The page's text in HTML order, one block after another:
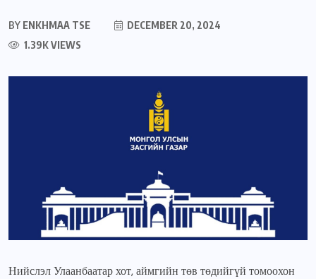
BY ENKHMAA TSE
DECEMBER 20, 2024
1.39K VIEWS
Нийслэл Улаанбаатар хот, аймгийн төв төдийгүй томоохон